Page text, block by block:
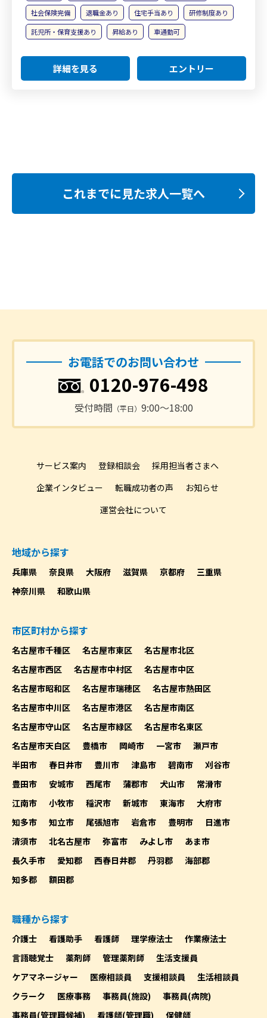
社会保険完備
退職金あり 住宅手当あり
研修制度あり
託児所・保育支援あり
昇給あり 車通勤可
詳細を見る エントリー
これまでに見た求人一覧へ
お電話でのお問い合わせ
0120-976-498
受付時間 （平日） 9:00〜18:00
サービス案内 登録相談会
採用担当者さまへ
企業インタビュー
転職成功者の声
お知らせ
運営会社について
地域から探す
兵庫県 奈良県 大阪府 滋賀県 京都府
三重県
神奈川県
和歌山県
市区町村から探す
名古屋市千種区 名古屋市東区
名古屋市北区
名古屋市西区
名古屋市中村区
名古屋市中区
名古屋市昭和区
名古屋市瑞穂区
名古屋市熱田区
名古屋市中川区
名古屋市港区
名古屋市南区
名古屋市守山区
名古屋市緑区
名古屋市名東区
名古屋市天白区
豊橋市 岡崎市 一宮市
瀬戸市
半田市
春日井市 豊川市 津島市 碧南市
刈谷市
豊田市
安城市 西尾市 蒲郡市 犬山市
常滑市
江南市
小牧市 稲沢市 新城市 東海市
大府市
知多市
知立市 尾張旭市 岩倉市 豊明市
日進市
清須市
北名古屋市 弥富市 みよし市
あま市
長久手市
愛知郡 西春日井郡 丹羽郡
海部郡
知多郡
額田郡
職種から探す
介護士 看護助手 看護師 理学療法士
作業療法士
言語聴覚士
薬剤師 管理薬剤師
生活支援員
ケアマネージャー
医療相談員 支援相談員
生活相談員
クラーク
医療事務 事務員(施設)
事務員(病院)
事務員(管理職候補)
看護師(管理職) 保健師